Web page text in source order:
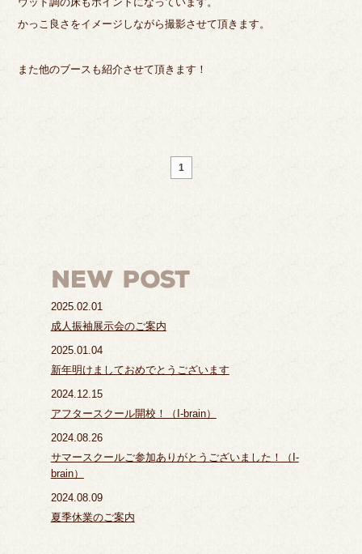
かっこ良さをイメージしながら撮影させて頂きます。
また他のブースも紹介させて頂きます！
1
2025.02.01
成人振袖展示会のご案内
2025.01.04
新年明けましておめでとうございます
2024.12.15
アフタースクール開校！（I-brain）
2024.08.26
サマースクールご参加ありがとうございました！（I-
brain）
2024.08.09
夏季休業のご案内